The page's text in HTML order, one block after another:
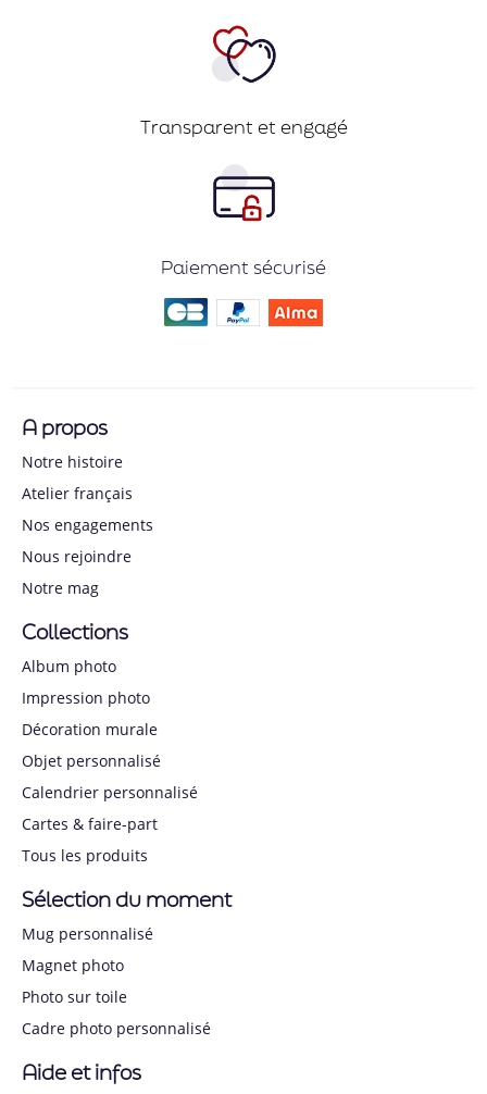
Transparent et engagé
Paiement sécurisé
A propos
Notre histoire
Atelier français
Nos engagements
Nous rejoindre
Notre mag
Collections
Album photo
Impression photo
Décoration murale
Objet personnalisé
Calendrier personnalisé
Cartes & faire-part
Tous les produits
Sélection du moment
Mug personnalisé
Magnet photo
Photo sur toile
Cadre photo personnalisé
Aide et infos